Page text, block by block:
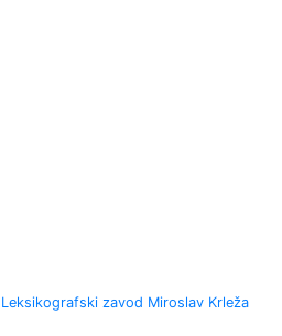
Leksikografski zavod Miroslav Krleža